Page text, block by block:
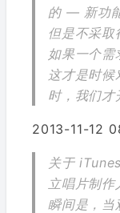
的 — 新功
但是不采取
如果一个
这才是时
时，我们才
2013-11-12
关于
立唱片制
瞬间是，当